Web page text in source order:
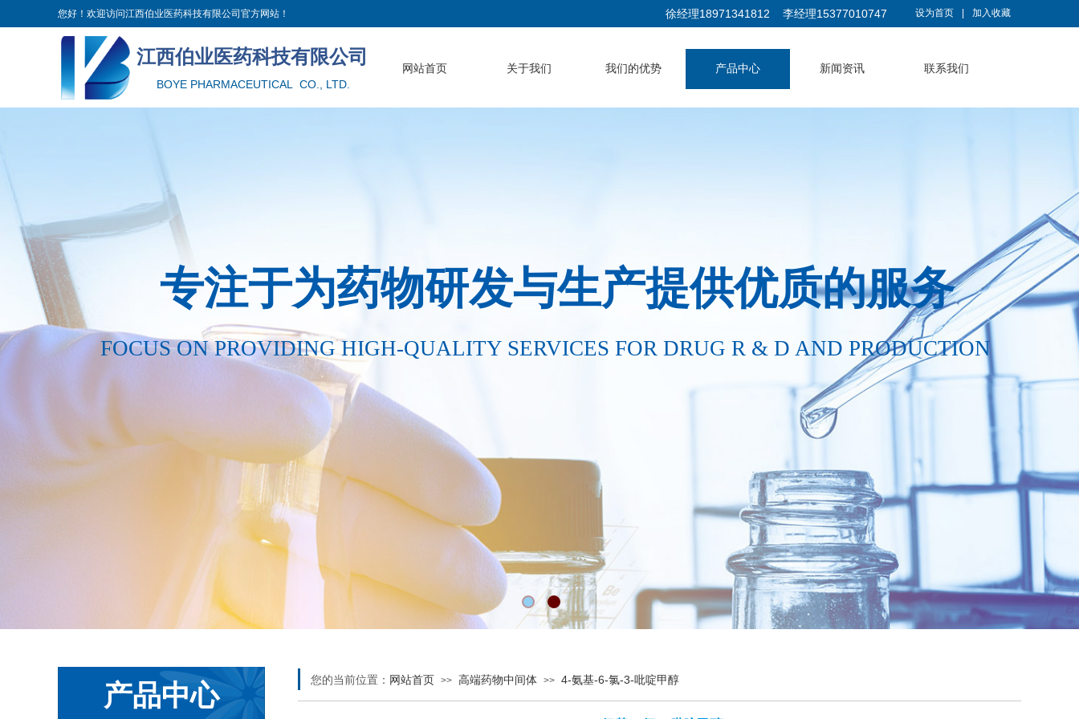
徐经理18971341812 李经理15377010747 设为首页 加入收藏
您好！欢迎访问江西伯业医药科技有限公司官方网站！
江西伯业医药科技有限公司
BOYE PHARMACEUTICAL CO., LTD.
网站首页 关于我们 我们的优势 产品中心 新闻资讯 联系我们
专注于为药物研发与生产提供优质的服务
FOCUS ON PROVIDING HIGH-QUALITY SERVICES FOR DRUG R & D AND PRODUCTION
产品中心 您的当前位置： 网站首页 >> 高端药物中间体 >> 4-氨基-6-氯-3-吡啶甲醇